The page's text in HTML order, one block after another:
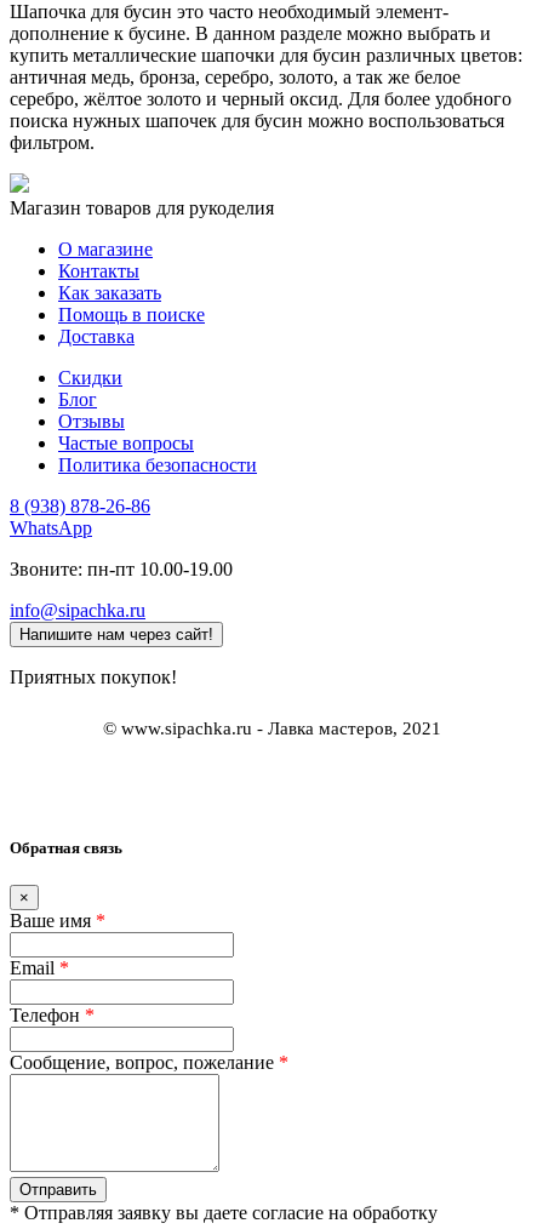
Шапочка для бусин это часто необходимый элемент-
дополнение к бусине. В данном разделе можно выбрать и
купить металлические шапочки для бусин различных цветов:
античная медь, бронза, серебро, золото, а так же белое
серебро, жёлтое золото и черный оксид. Для более удобного
поиска нужных шапочек для бусин можно воспользоваться
фильтром.
Магазин товаров для рукоделия
О магазине
Контакты
Как заказать
Помощь в поиске
Доставка
Скидки
Блог
Отзывы
Частые вопросы
Политика безопасности
8 (938) 878-26-86
WhatsApp
Звоните: пн-пт 10.00-19.00
info@sipachka.ru
Напишите нам через сайт!
Приятных покупок!
© www.sipachka.ru - Лавка мастеров, 2021
Обратная связь
×
Ваше имя *
Email *
Телефон *
Сообщение, вопрос, пожелание *
Отправить
* Отправляя заявку вы даете согласие на обработку